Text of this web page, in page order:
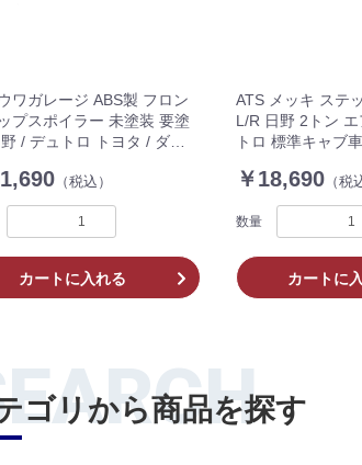
ワガレージ ABS製 フロン
プスポイラー 未塗装 要塗
/ デュトロ トヨタ / ダイ
（税込）
カートに入れる
ATS メッキ ステ
L/R 日野 2トン エ
トロ 標準キャブ
￥18,690（税
数量
カートに
ゴリから商品を探す